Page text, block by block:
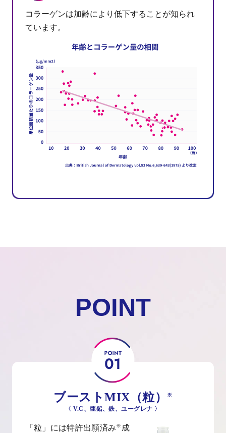
コラーゲンは加齢により低下することが知られ
ています。
POINT
ブーストMIX（粒） ※
〈 V.C、亜鉛、鉄、ユーグレナ 〉
「粒」には特許出願済み※ 成